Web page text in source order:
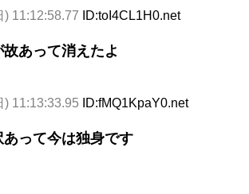
) 11:12:58.77 ID:toI4CL1H0.net
あって消えたよ
) 11:13:33.95 ID:fMQ1KpaY0.net
あって今は独身です